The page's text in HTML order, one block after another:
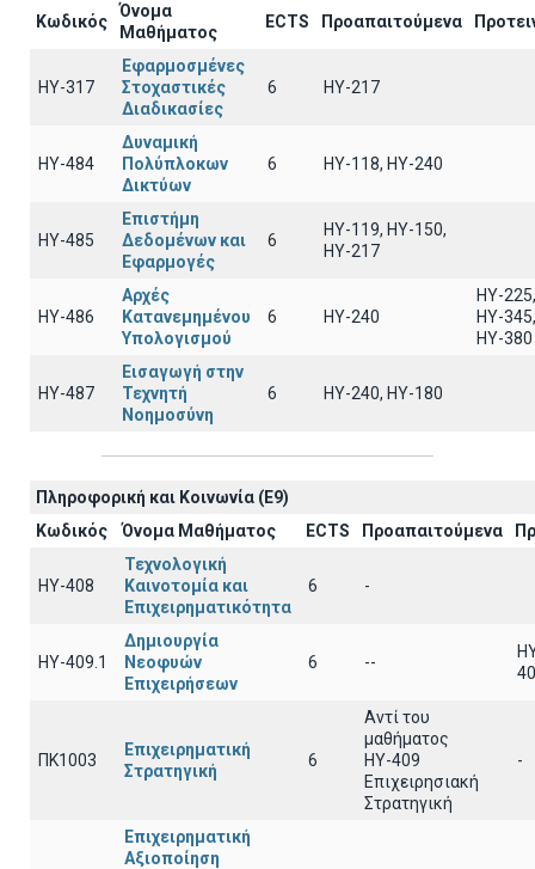
Κωδικός
Όνομα
Μαθήματος
ECTS Προαπαιτούμενα
ΗΥ-317
Εφαρμοσμένες
Στοχαστικές
Διαδικασίες
6 HY-217
ΗΥ-484
Δυναμική
Πολύπλοκων
Δικτύων
6 ΗΥ-118, ΗΥ-240
ΗΥ-485
Επιστήμη
Δεδομένων και
Εφαρμογές
6
ΗΥ-119, ΗΥ-150,
ΗΥ-217
ΗΥ-486
Αρχές
Κατανεμημένου
Υπολογισμού
6 ΗΥ-240
ΗΥ-225,
ΗΥ-345,
ΗΥ-380
ΗΥ-487
Εισαγωγή στην
Τεχνητή
Νοημοσύνη
6 HY-240, HY-180
Πληροφορική και Κοινωνία (E9)
Κωδικός
Όνομα Μαθήματος ECTS Προαπαιτούμενα
ΗΥ-408
Τεχνολογική
Καινοτομία και
Επιχειρηματικότητα
6 -
ΗΥ-409.1
Δημιουργία
Νεοφυών
Επιχειρήσεων
6 --
ΠΚ1003
Επιχειρηματική
Στρατηγική
6
Αντί του
μαθήματος
ΗΥ-409
Επιχειρησιακή
Στρατηγική
-
Επιχειρηματική
Αξιοποίηση